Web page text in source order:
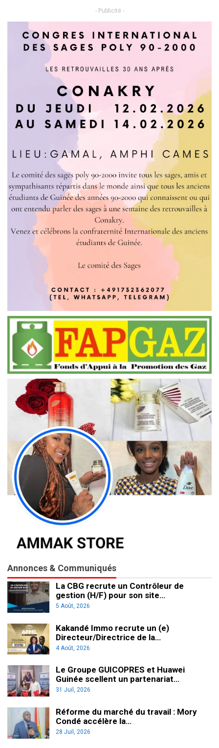
- Publicité -
Annonces & Communiqués
La CBG recrute un Contrôleur de
gestion (H/F) pour son site…
5 Août, 2026
Kakandé Immo recrute un (e)
Directeur/Directrice de la…
4 Août, 2026
Le Groupe GUICOPRES et Huawei
Guinée scellent un partenariat…
31 Juil, 2026
Réforme du marché du travail : Mory
Condé accélère la…
28 Juil, 2026